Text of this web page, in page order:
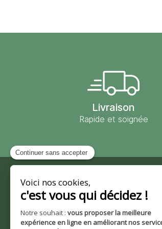
Livraison
Rapide et soignée
Contact
Moulin des Moines
101 route de Wingersheim
67170 Krautwiller